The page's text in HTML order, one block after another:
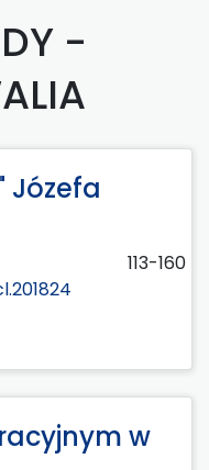
-
Józefa
113-160
w